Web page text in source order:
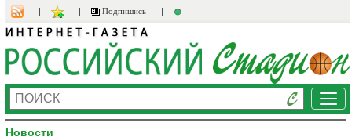
Подпишись
Новости